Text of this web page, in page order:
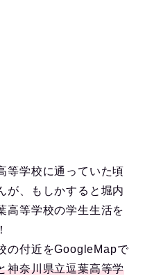
等学校に通っていた頃
が、もしかすると堀内
高等学校の学生生活を
の付近をGoogleMapで
神奈川県立逗葉高等学